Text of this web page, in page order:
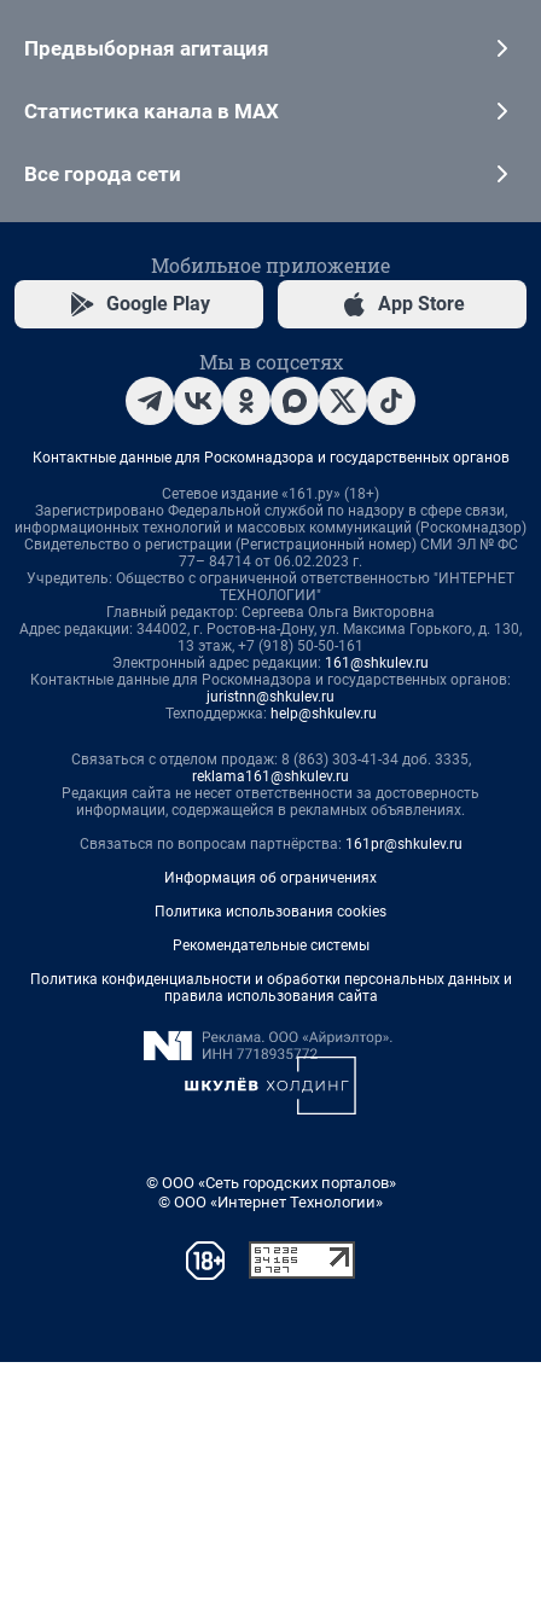
Предвыборная агитация
Статистика канала в MAX
Все города сети
Мобильное приложение
Google Play App Store
Мы в соцсетях
Контактные данные для Роскомнадзора и государственных органов
Сетевое издание «161.ру» (18+)
Зарегистрировано Федеральной службой по надзору в сфере связи,
информационных технологий и массовых коммуникаций (Роскомнадзор)
Свидетельство о регистрации (Регистрационный номер) СМИ ЭЛ № ФС
77– 84714 от 06.02.2023 г.
Учредитель: Общество с ограниченной ответственностью "ИНТЕРНЕТ
ТЕХНОЛОГИИ"
Главный редактор: Сергеева Ольга Викторовна
Адрес редакции: 344002, г. Ростов-на-Дону, ул. Максима Горького, д. 130,
13 этаж, +7 (918) 50-50-161
Электронный адрес редакции: 161@shkulev.ru
Контактные данные для Роскомнадзора и государственных органов:
juristnn@shkulev.ru
Техподдержка: help@shkulev.ru
Связаться с отделом продаж: 8 (863) 303-41-34 доб. 3335,
reklama161@shkulev.ru
Редакция сайта не несет ответственности за достоверность
информации, содержащейся в рекламных объявлениях.
Связаться по вопросам партнёрства: 161pr@shkulev.ru
Информация об ограничениях
Политика использования cookies
Рекомендательные системы
Политика конфиденциальности и обработки персональных данных и
правила использования сайта
© ООО «Сеть городских порталов»
© ООО «Интернет Технологии»